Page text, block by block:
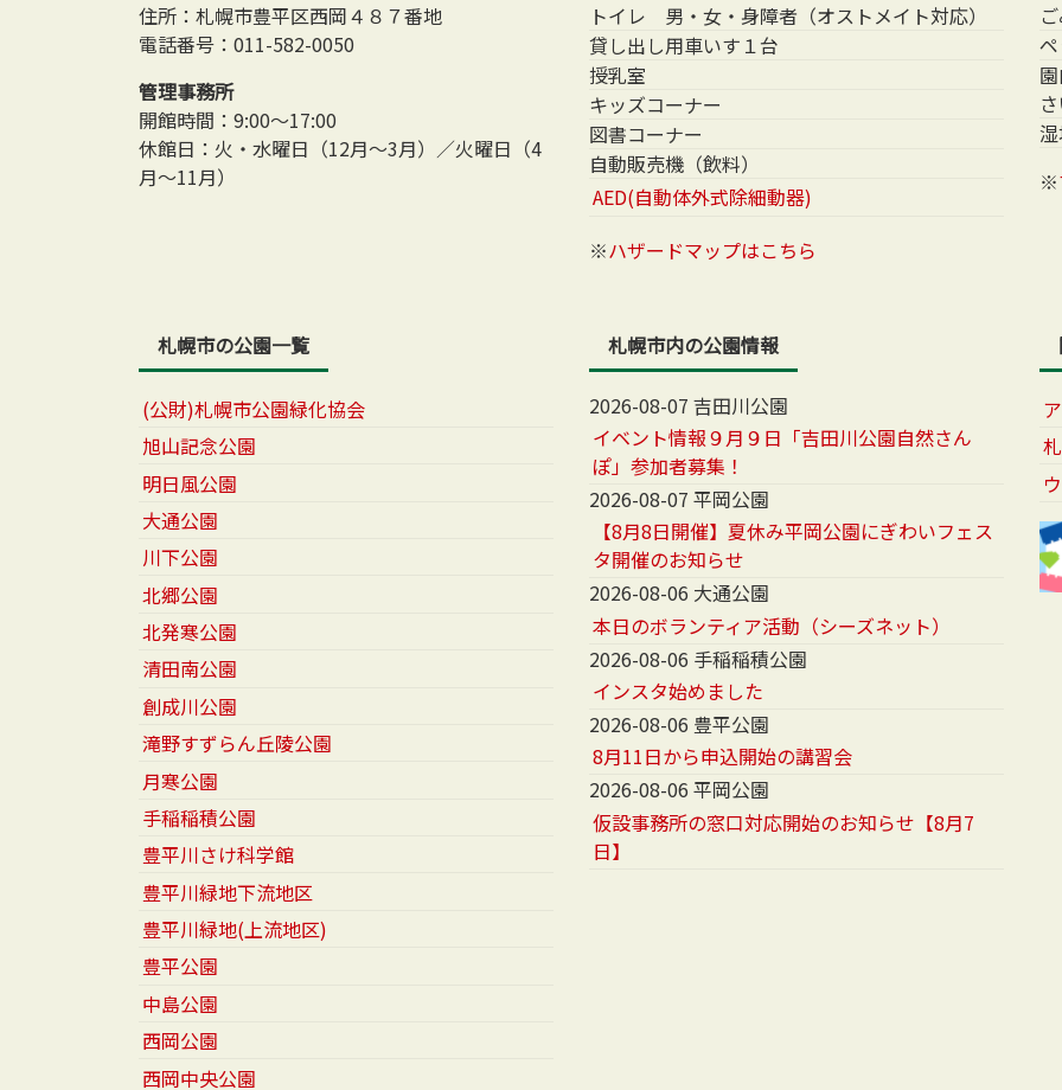
住所：札幌市豊平区西岡４８７番地
電話番号：011-582-0050
管理事務所
開館時間：9:00～17:00
休館日：火・水曜日（12月～3月）／火曜日（4
月～11月）
トイレ 男・女・身障者（オストメイト対応）
貸し出し用車いす１台
授乳室
キッズコーナー
図書コーナー
自動販売機（飲料）
AED(自動体外式除細動器)
※ハザードマップはこちら
※
札幌市の公園一覧
(公財)札幌市公園緑化協会
旭山記念公園
明日風公園
大通公園
川下公園
北郷公園
北発寒公園
清田南公園
創成川公園
滝野すずらん丘陵公園
月寒公園
手稲稲積公園
豊平川さけ科学館
豊平川緑地下流地区
豊平川緑地(上流地区)
豊平公園
中島公園
西岡公園
西岡中央公園
札幌市内の公園情報
2026-08-07 吉田川公園
イベント情報９月９日「吉田川公園自然さん
ぽ」参加者募集！
2026-08-07 平岡公園
【8月8日開催】夏休み平岡公園にぎわいフェス
タ開催のお知らせ
2026-08-06 大通公園
本日のボランティア活動（シーズネット）
2026-08-06 手稲稲積公園
インスタ始めました
2026-08-06 豊平公園
8月11日から申込開始の講習会
2026-08-06 平岡公園
仮設事務所の窓口対応開始のお知らせ【8月7
日】